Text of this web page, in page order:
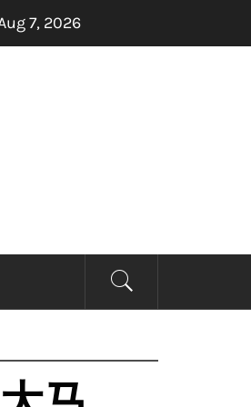
Dadali、Repvblik、Armada及Samsons
7, 2026